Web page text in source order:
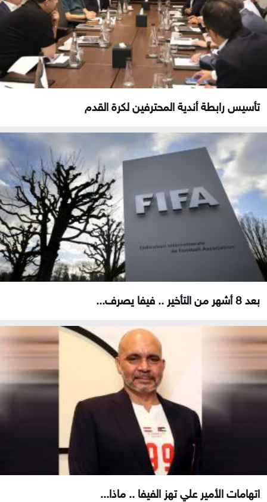
تأسيس رابطة أندية المحترفين لكرة القدم
بعد 8 أشهر من التأخير .. فيفا يصرف...
اتهامات الأمير علي تهز الفيفا .. ماذا...